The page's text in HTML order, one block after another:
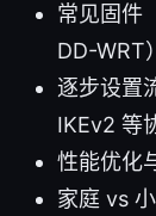
常见固件
DD-WRT
逐步设置
IKEv2 等
性能优化
家庭 vs